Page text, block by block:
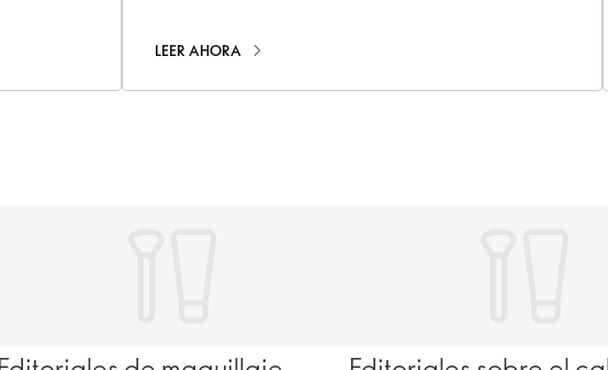
LEER AHORA